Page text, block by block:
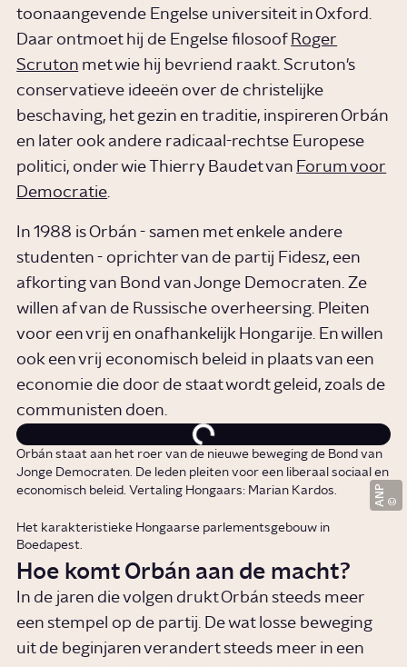
toonaangevende Engelse universiteit in Oxford.
Daar ontmoet hij de Engelse filosoof Roger
Scruton met wie hij bevriend raakt. Scruton's
conservatieve ideeën over de christelijke
beschaving, het gezin en traditie, inspireren Orbán
en later ook andere radicaal-rechtse Europese
politici, onder wie Thierry Baudet van Forum voor
Democratie.
In 1988 is Orbán - samen met enkele andere
studenten - oprichter van de partij Fidesz, een
afkorting van Bond van Jonge Democraten. Ze
willen af van de Russische overheersing. Pleiten
voor een vrij en onafhankelijk Hongarije. En willen
ook een vrij economisch beleid in plaats van een
economie die door de staat wordt geleid, zoals de
communisten doen.
Orbán staat aan het roer van de nieuwe beweging de Bond van
Jonge Democraten. De leden pleiten voor een liberaal sociaal en
economisch beleid. Vertaling Hongaars: Marian Kardos.
ANP
Het karakteristieke Hongaarse parlementsgebouw in
Boedapest.
Hoe komt Orbán aan de macht?
In de jaren die volgen drukt Orbán steeds meer
een stempel op de partij. De wat losse beweging
uit de beginjaren verandert steeds meer in een